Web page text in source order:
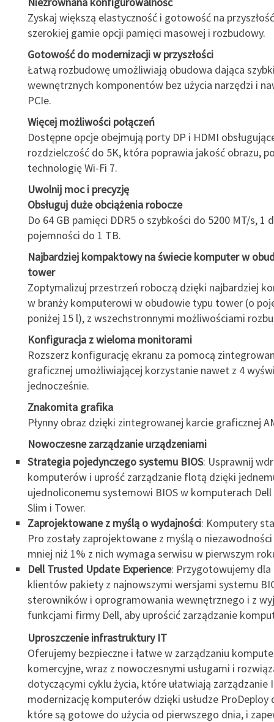
Zyskaj większą elastyczność i gotowość na
szerokiej gamie opcji pamięci masowej i rozbudowy.
Gotowość do modernizacji w przyszłości
Łatwą rozbudowę umożliwiają obudowa dająca
wewnętrznych komponentów bez użycia narzędzi i
PCIe.
Więcej możliwości połączeń
Dostępne opcje obejmują porty DP i HDMI
rozdzielczość do 5K, która poprawia jakość obrazu,
technologię Wi-Fi 7.
Uwolnij moc i precyzję
Obsługuj duże obciążenia robocze
Do 64 GB pamięci DDR5 o szybkości do 5200 MT/s, 1
pojemności do 1 TB.
Najbardziej kompaktowy na świecie komputer w
tower
Zoptymalizuj przestrzeń roboczą dzięki najbardziej
w branży komputerowi w obudowie typu tower (o
poniżej 15 l), z wszechstronnymi możliwościami
Konfiguracja z wieloma monitorami
Rozszerz konfigurację ekranu za pomocą
graficznej umożliwiającej korzystanie nawet z 4
jednocześnie.
Znakomita grafika
Płynny obraz dzięki zintegrowanej karcie graficznej
Nowoczesne zarządzanie urządzeniami
Strategia pojedynczego systemu BIOS: Usprawnij
komputerów i uprość zarządzanie flotą dzięki
ujednoliconemu systemowi BIOS w komputerach
Slim i Tower.
Zaprojektowane z myślą o wydajności: Komputery
Pro zostały zaprojektowane z myślą o
mniej niż 1% z nich wymaga serwisu w pierwszym
Dell Trusted Update Experience: Przygotowujemy dla
klientów pakiety z najnowszymi wersjami systemu
sterowników i oprogramowania wewnętrznego i z
funkcjami firmy Dell, aby uprościć zarządzanie
Uproszczenie infrastruktury IT
Oferujemy bezpieczne i łatwe w zarządzaniu
komercyjne, wraz z nowoczesnymi usługami i
dotyczącymi cyklu życia, które ułatwiają zarządzanie
modernizację komputerów dzięki usłudze ProDeploy
które są gotowe do użycia od pierwszego dnia, i